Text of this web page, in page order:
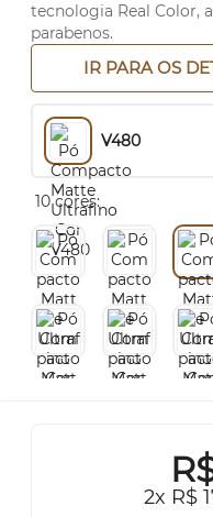
tecnologia Real Color,
parabenos.
IR PARA OS
V480
10 cores:
2x R$